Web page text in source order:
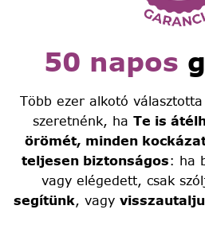
50 napos
Több ezer alkotó
szeretnénk, ha Te is
örömét, minden
teljesen biztonságos: ha
vagy elégedett, csak
segítünk, vagy